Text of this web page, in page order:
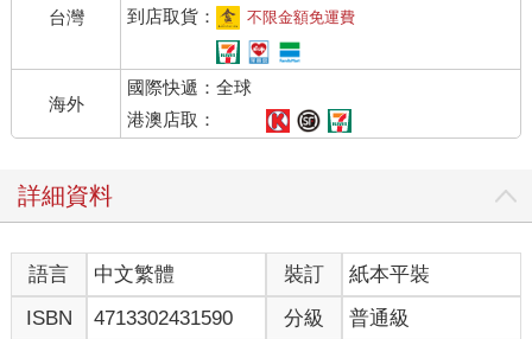
台灣 到店取貨： 不限金額免運費
海外
國際快遞：全球
港澳店取：
詳細資料
語言 中文繁體 裝訂
紙本平裝
ISBN
4713302431590 分級 普通級